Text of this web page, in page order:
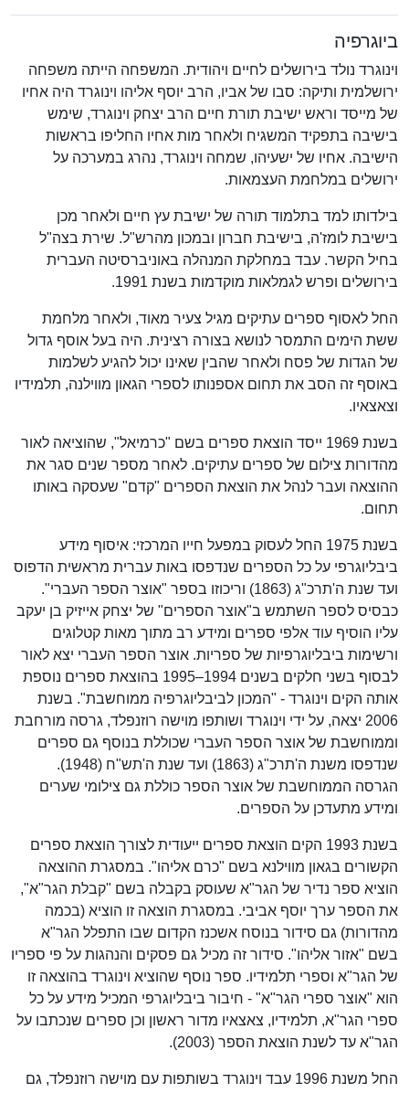
ביוגרפיה
וינוגרד נולד בירושלים לחיים ויהודית. המשפחה הייתה משפחה
ירושלמית ותיקה: סבו של אביו, הרב יוסף אליהו וינוגרד היה אחיו
של מייסד וראש ישיבת תורת חיים הרב יצחק וינוגרד, שימש
בישיבה בתפקיד המשגיח ולאחר מות אחיו החליפו בראשות
הישיבה. אחיו של ישעיהו, שמחה וינוגרד, נהרג במערכה על
ירושלים במלחמת העצמאות.
בילדותו למד בתלמוד תורה של ישיבת עץ חיים ולאחר מכן
בישיבת לומז'ה, בישיבת חברון ובמכון מהרש"ל. שירת בצה"ל
בחיל הקשר. עבד במחלקת המנהלה באוניברסיטה העברית
בירושלים ופרש לגמלאות מוקדמות בשנת 1991.
החל לאסוף ספרים עתיקים מגיל צעיר מאוד, ולאחר מלחמת
ששת הימים התמסר לנושא בצורה רצינית. היה בעל אוסף גדול
של הגדות של פסח ולאחר שהבין שאינו יכול להגיע לשלמות
באוסף זה הסב את תחום אספנותו לספרי הגאון מווילנה, תלמידיו
וצאצאיו.
בשנת 1969 ייסד הוצאת ספרים בשם "כרמיאל", שהוציאה לאור
מהדורות צילום של ספרים עתיקים. לאחר מספר שנים סגר את
ההוצאה ועבר לנהל את הוצאת הספרים "קדם" שעסקה באותו
תחום.
בשנת 1975 החל לעסוק במפעל חייו המרכזי: איסוף מידע
ביבליוגרפי על כל הספרים שנדפסו באות עברית מראשית הדפוס
ועד שנת ה'תרכ"ג (1863) וריכוזו בספר "אוצר הספר העברי".
כבסיס לספר השתמש ב"אוצר הספרים" של יצחק אייזיק בן יעקב
עליו הוסיף עוד אלפי ספרים ומידע רב מתוך מאות קטלוגים
ורשימות ביבליוגרפיות של ספריות. אוצר הספר העברי יצא לאור
לבסוף בשני חלקים בשנים 1994–1995 בהוצאת ספרים נוספת
אותה הקים וינוגרד - "המכון לביבליוגרפיה ממוחשבת". בשנת
2006 יצאה, על ידי וינוגרד ושותפו מוישה רוזנפלד, גרסה מורחבת
וממוחשבת של אוצר הספר העברי שכוללת בנוסף גם ספרים
שנדפסו משנת ה'תרכ"ג (1863) ועד שנת ה'תש"ח (1948).
הגרסה הממוחשבת של אוצר הספר כוללת גם צילומי שערים
ומידע מתעדכן על הספרים.
בשנת 1993 הקים הוצאת ספרים ייעודית לצורך הוצאת ספרים
הקשורים בגאון מווילנא בשם "כרם אליהו". במסגרת ההוצאה
הוציא ספר נדיר של הגר"א שעוסק בקבלה בשם "קבלת הגר"א",
את הספר ערך יוסף אביבי. במסגרת הוצאה זו הוציא (בכמה
מהדורות) גם סידור בנוסח אשכנז הקדום שבו התפלל הגר"א
בשם "אזור אליהו". סידור זה מכיל גם פסקים והנהגות על פי ספריו
של הגר"א וספרי תלמידיו. ספר נוסף שהוציא וינוגרד בהוצאה זו
הוא "אוצר ספרי הגר"א" - חיבור ביבליוגרפי המכיל מידע על כל
ספרי הגר"א, תלמידיו, צאצאיו מדור ראשון וכן ספרים שנכתבו על
הגר"א עד לשנת הוצאת הספר (2003).
החל משנת 1996 עבד וינוגרד בשותפות עם מוישה רוזנפלד, גם